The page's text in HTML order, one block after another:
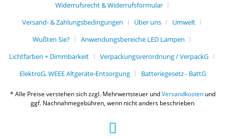
Widerrufsrecht & Widerrufsformular
Versand- & Zahlungsbedingungen
Über uns
Umwelt
Wußten Sie?
Anwendungsbereiche LED Lampen
Lichtfarben + Dimmbarkeit
Verpackungsverordnung / VerpackG
ElektroG, WEEE Altgeräte-Entsorgung
Batteriegesetz - BattG
* Alle Preise verstehen sich zzgl. Mehrwertsteuer undVersandkostenund
ggf. Nachnahmegebühren, wenn nicht anders beschrieben